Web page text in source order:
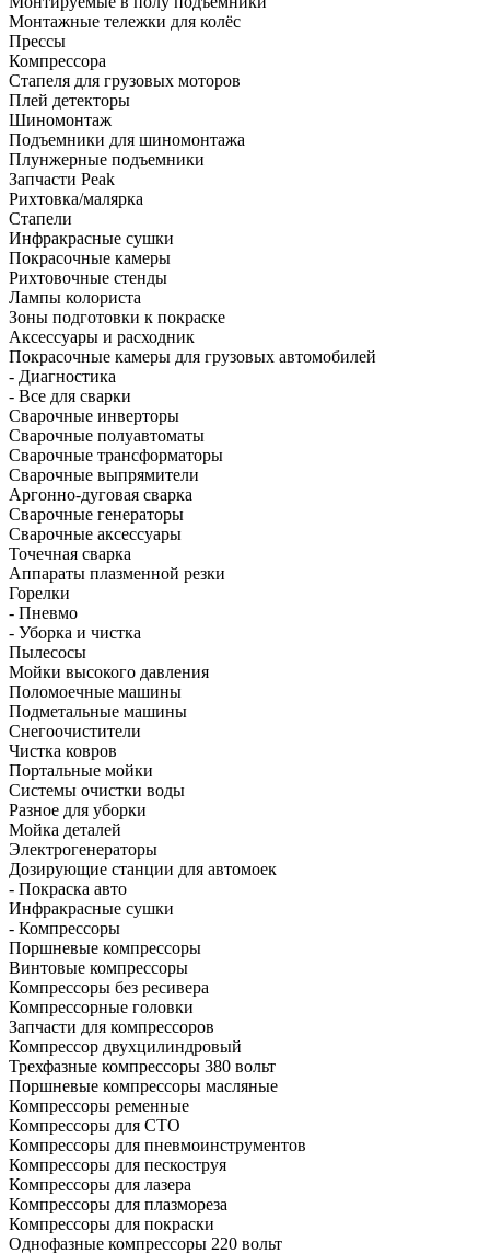
Монтажные тележки для колёс
Прессы
Компрессора
Стапеля для грузовых моторов
Плей детекторы
Шиномонтаж
Подъемники для шиномонтажа
Плунжерные подъемники
Запчасти Peak
Рихтовка/малярка
Стапели
Инфракрасные сушки
Покрасочные камеры
Рихтовочные стенды
Лампы колориста
Зоны подготовки к покраске
Аксессуары и расходник
Покрасочные камеры для грузовых автомобилей
- Диагностика
- Все для сварки
Сварочные инверторы
Сварочные полуавтоматы
Сварочные трансформаторы
Сварочные выпрямители
Аргонно-дуговая сварка
Сварочные генераторы
Сварочные аксессуары
Точечная сварка
Аппараты плазменной резки
Горелки
- Пневмо
- Уборка и чистка
Пылесосы
Мойки высокого давления
Поломоечные машины
Подметальные машины
Снегоочистители
Чистка ковров
Портальные мойки
Системы очистки воды
Разное для уборки
Мойка деталей
Электрогенераторы
Дозирующие станции для автомоек
- Покраска авто
Инфракрасные сушки
- Компрессоры
Поршневые компрессоры
Винтовые компрессоры
Компрессоры без ресивера
Компрессорные головки
Запчасти для компрессоров
Компрессор двухцилиндровый
Трехфазные компрессоры 380 вольт
Поршневые компрессоры масляные
Компрессоры ременные
Компрессоры для СТО
Компрессоры для пневмоинструментов
Компрессоры для пескоструя
Компрессоры для лазера
Компрессоры для плазмореза
Компрессоры для покраски
Однофазные компрессоры 220 вольт